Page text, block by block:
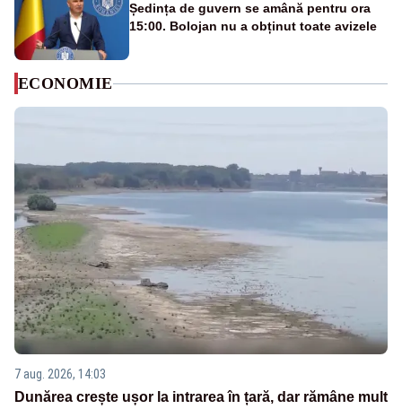
Ședința de guvern se amână pentru ora
15:00. Bolojan nu a obținut toate avizele
ECONOMIE
7 aug. 2026, 14:03
Dunărea crește ușor la intrarea în țară, dar rămâne mult